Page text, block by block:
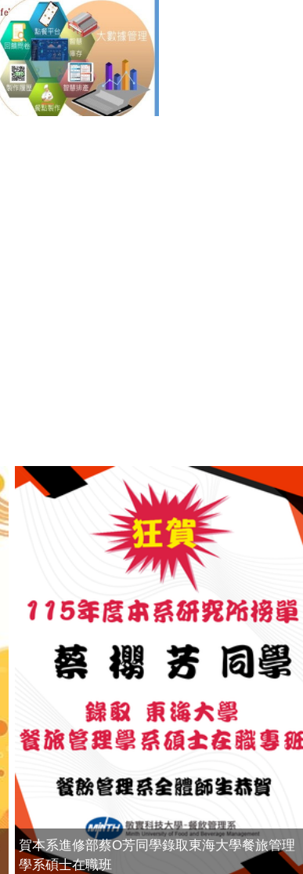
賀本系進修部蔡O芳同學錄取東海大學餐旅管理
學系碩士在職班